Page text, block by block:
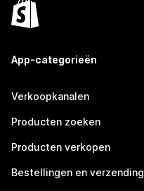
App-categorieën
Verkoopkanalen
Producten zoeken
Producten verkopen
Bestellingen en verzending